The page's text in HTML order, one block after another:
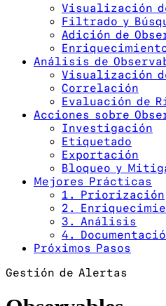
Visualización
Filtrado y
Adición de
Análisis de
Visualización
Correlación
Evaluación de
Acciones sobre
Investigación
Etiquetado
Exportación
Bloqueo y
Mejores Prácticas
1. Priorización
2.
3. Análisis
4.
Próximos Pasos
Gestión de Alertas